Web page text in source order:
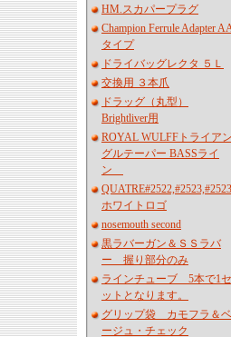
HM.スカパープラグ
Champion Ferrule Adapter
タイプ
ドライバッグレクタ ５Ｌ
交換用 ３本爪
ドラッグ（丸型）
Brightliver用
ROYAL WULFFトライアン
グルテーパー BASSライ
ン
ホワイトロゴ
nosemouth second
黒ラバーガン＆ＳＳラバ
ー 握り部分のみ
ラインチューブ 5本で1セ
ットとなります。
グリップ袋 カモフラ＆ベ
ージュ・チェック